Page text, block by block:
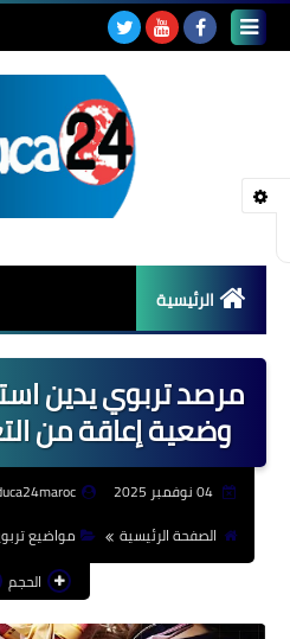
الرئيسية
مرصد تربوي يدين
وضعية إعاقة من
04 نوفمبر 2025
الصفحة الرئيسية
مواضيع
الحجم